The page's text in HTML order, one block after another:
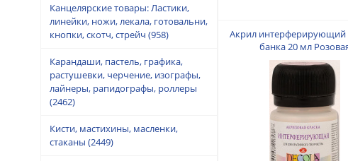
Канцелярские товары: Ластики,
линейки, ножи, лекала, готовальни,
кнопки, скотч, стрейч (958)
Карандаши, пастель, графика,
растушевки, черчение, изографы,
лайнеры, рапидографы, роллеры
(2462)
Кисти, мастихины, масленки,
стаканы (2449)
Акрил интерферирующий
банка 20 мл